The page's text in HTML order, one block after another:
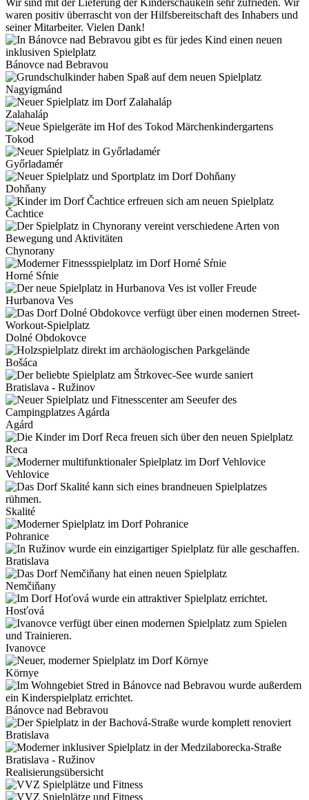
Wir sind mit der Lieferung der Kinderschaukeln sehr zufrieden. Wir
waren positiv überrascht von der Hilfsbereitschaft des Inhabers und
seiner Mitarbeiter. Vielen Dank!
Bánovce nad Bebravou
Nagyigmánd
Zalahaláp
Tokod
Győrladamér
Dohňany
Čachtice
Chynorany
Horné Sŕnie
Hurbanova Ves
Dolné Obdokovce
Bošáca
Bratislava - Ružinov
Agárd
Reca
Vehlovice
Skalité
Pohranice
Bratislava
Nemčiňany
Hosťová
Ivanovce
Környe
Bánovce nad Bebravou
Bratislava
Bratislava - Ružinov
Realisierungsübersicht